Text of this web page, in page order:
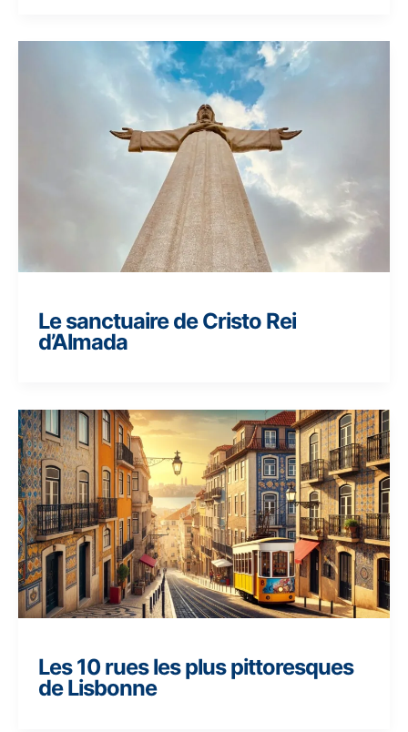
Le sanctuaire de Cristo Rei
d’Almada
Les 10 rues les plus pittoresques
de Lisbonne